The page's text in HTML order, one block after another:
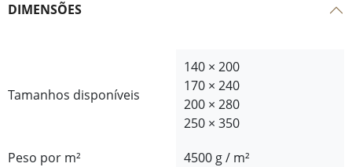
DIMENSÕES
Tamanhos disponíveis
140 × 200
170 × 240
200 × 280
250 × 350
Peso por m²
4500 g / m²